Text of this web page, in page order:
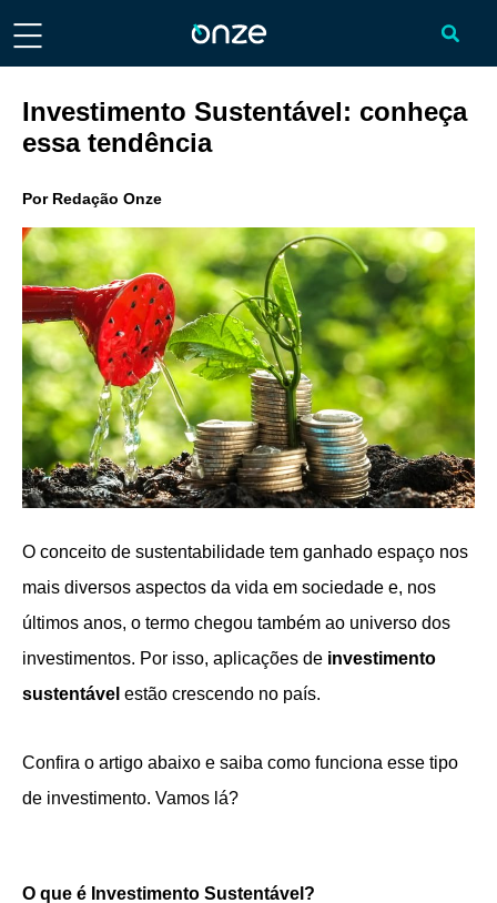
Investimento Sustentável: conheça
essa tendência
Por Redação Onze
O conceito de sustentabilidade tem ganhado espaço nos
mais diversos aspectos da vida em sociedade e, nos
últimos anos, o termo chegou também ao universo dos
investimentos. Por isso, aplicações de investimento
sustentável estão crescendo no país.
Confira o artigo abaixo e saiba como funciona esse tipo
de investimento. Vamos lá?
O que é Investimento Sustentável?